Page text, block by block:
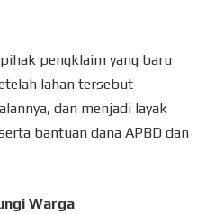
pengklaim yang baru
lahan tersebut
dan menjadi layak
bantuan dana APBD dan
Warga